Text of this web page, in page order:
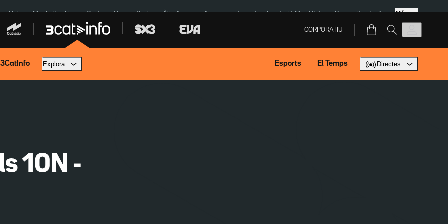
a Meta Mor Felipe Lipe Ceuta Menors Ceuta Àtic Ayuso Aparcament agost Fundació Mas Miró eBay Perpinyà Més
CORPORATIU
3CatInfo Explora Esports El Temps Directes
10N -